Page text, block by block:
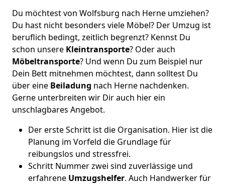
Du möchtest von Wolfsburg nach Herne umziehen?
Du hast nicht besonders viele Möbel? Der Umzug ist
beruflich bedingt, zeitlich begrenzt? Kennst Du
schon unsere Kleintransporte? Oder auch
Möbeltransporte? Und wenn Du zum Beispiel nur
Dein Bett mitnehmen möchtest, dann solltest Du
über eine Beiladung nach Herne nachdenken.
Gerne unterbreiten wir Dir auch hier ein
unschlagbares Angebot.
Der erste Schritt ist die Organisation. Hier ist die
Planung im Vorfeld die Grundlage für
reibungslos und stressfrei.
Schritt Nummer zwei sind zuverlässige und
erfahrene Umzugshelfer. Auch Handwerker für